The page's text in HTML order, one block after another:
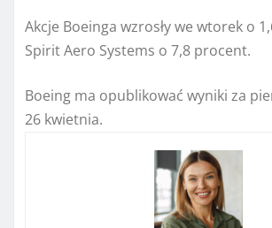
Akcje Boeinga wzrosły we wtorek o
Spirit Aero Systems o 7,8 procent.
Boeing ma opublikować wyniki za
26 kwietnia.